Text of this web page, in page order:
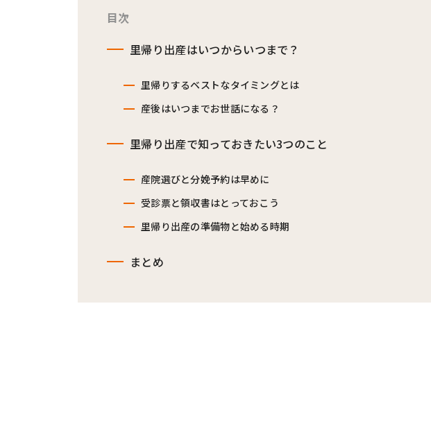
目次
里帰り出産はいつからいつまで？
里帰りするベストなタイミングとは
産後はいつまでお世話になる？
里帰り出産で知っておきたい3つのこと
産院選びと分娩予約は早めに
受診票と領収書はとっておこう
里帰り出産の準備物と始める時期
まとめ